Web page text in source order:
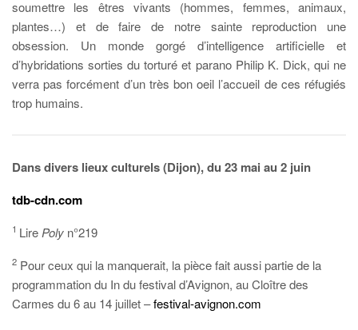
soumettre les êtres vivants (hommes, femmes, animaux,
plantes…) et de faire de notre sainte reproduction une
obsession. Un monde gorgé d’intelligence artificielle et
d’hybridations sorties du torturé et parano Philip K. Dick, qui ne
verra pas forcément d’un très bon oeil l’accueil de ces réfugiés
trop humains.
Dans divers lieux culturels (Dijon), du 23 mai au 2 juin
tdb-cdn.com
1 Lire Poly n°219
2 Pour ceux qui la manquerait, la pièce fait aussi partie de la
programmation du In du festival d’Avignon, au Cloître des
Carmes du 6 au 14 juillet –festival-avignon.com